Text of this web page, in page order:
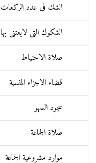
الشك فی عدد الركعات
الشكوك التی لايعتنی بها
صلاة الاحتياط
قضاء الاجزاء المنسية
سجود السهو
صلاة الجماعة
موارد مشروعية الجماعة